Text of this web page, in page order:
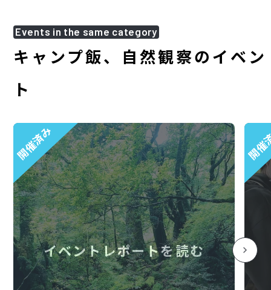
Events in the same category
キャンプ飯、自然観察のイベン
ト
開催済み
イベントレポートを読む
開